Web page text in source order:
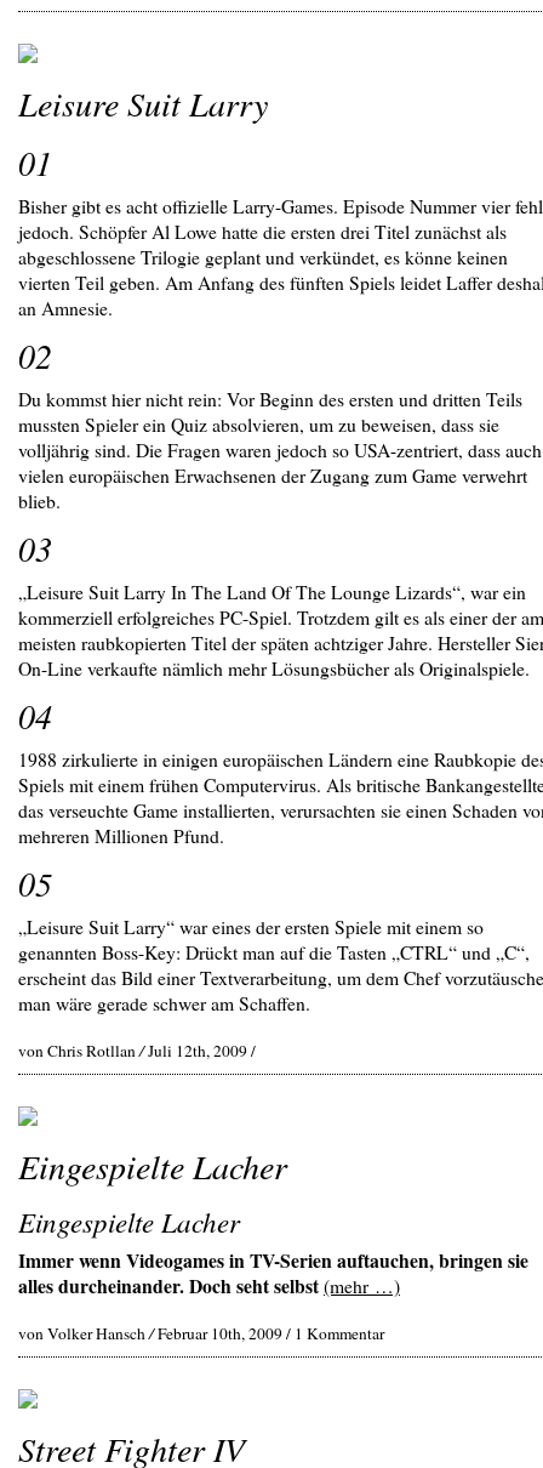
Leisure Suit Larry
01
Bisher gibt es acht offizielle Larry-Games. Episode Nummer vier
jedoch. Schöpfer Al Lowe hatte die ersten drei Titel zunächst als
abgeschlossene Trilogie geplant und verkündet, es könne keinen
vierten Teil geben. Am Anfang des fünften Spiels leidet Laffer
an Amnesie.
02
Du kommst hier nicht rein: Vor Beginn des ersten und dritten Teils
mussten Spieler ein Quiz absolvieren, um zu beweisen, dass sie
volljährig sind. Die Fragen waren jedoch so USA-zentriert, dass auch
vielen europäischen Erwachsenen der Zugang zum Game verwehrt
blieb.
03
„Leisure Suit Larry In The Land Of The Lounge Lizards“, war ein
kommerziell erfolgreiches PC-Spiel. Trotzdem gilt es als einer der am
meisten raubkopierten Titel der späten achtziger Jahre. Hersteller
On-Line verkaufte nämlich mehr Lösungsbücher als Originalspiele.
04
1988 zirkulierte in einigen europäischen Ländern eine Raubkopie
Spiels mit einem frühen Computervirus. Als britische
das verseuchte Game installierten, verursachten sie einen Schaden
mehreren Millionen Pfund.
05
„Leisure Suit Larry“ war eines der ersten Spiele mit einem so
genannten Boss-Key: Drückt man auf die Tasten „CTRL“ und „C“,
erscheint das Bild einer Textverarbeitung, um dem Chef
man wäre gerade schwer am Schaffen.
von Chris Rotllan/Juli 12th, 2009 /
Eingespielte Lacher
Eingespielte Lacher
Immer wenn Videogames in TV-Serien auftauchen, bringen sie
alles durcheinander. Doch seht selbst(mehr …)
von Volker Hansch/Februar 10th, 2009 / 1 Kommentar
Street Fighter IV